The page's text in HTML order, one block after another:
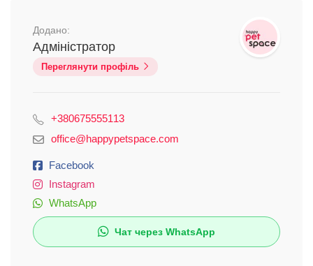
Додано:
Адміністратор
Переглянути профіль
+380675555113
office@happypetspace.com
Facebook
Instagram
WhatsApp
Чат через WhatsApp